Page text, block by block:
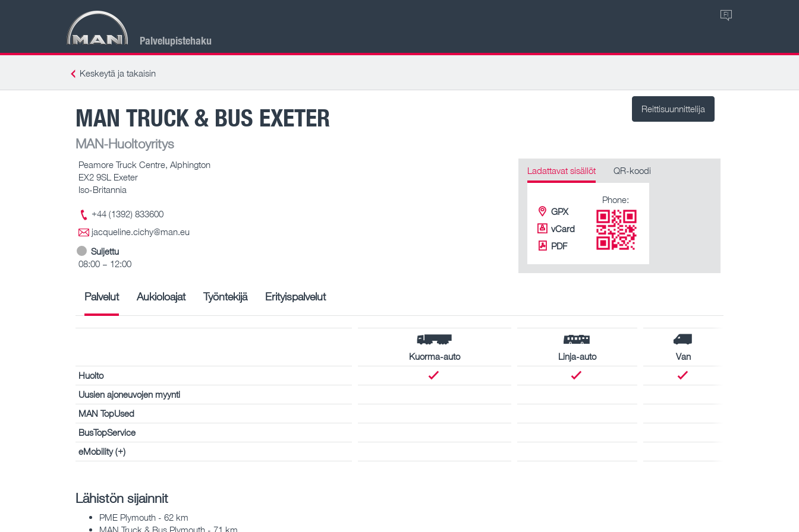
Palvelupistehaku
FI
Keskeytä ja takaisin
Reittisuunnittelija
MAN TRUCK & BUS EXETER
MAN-Huoltoyritys
Peamore Truck Centre, Alphington
EX2 9SL Exeter
Iso-Britannia
+44 (1392) 833600
jacqueline.cichy@man.eu
Suljettu
08:00 – 12:00
Ladattavat sisällöt QR-koodi
GPX
vCard
PDF
Phone:
Palvelut Aukioloajat Työntekijä Erityispalvelut
Kuorma-auto Linja-auto
Van
Huolto
Uusien ajoneuvojen myynti
MAN TopUsed
BusTopService
eMobility (+)
Lähistön sijainnit
PME Plymouth - 62 km
MAN Truck & Bus Plymouth - 71 km